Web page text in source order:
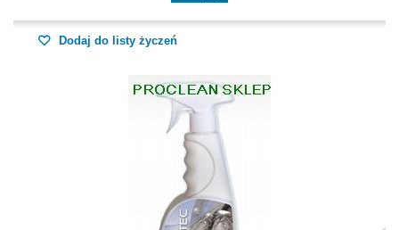
Dodaj do listy życzeń